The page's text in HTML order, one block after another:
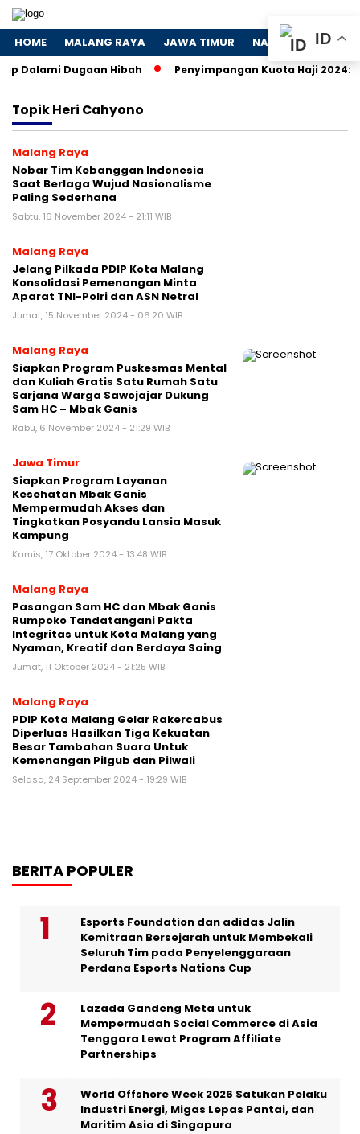
HOME MALANG RAYA JAWA TIMUR NASIONAL
Dalami Dugaan Hibah Penyimpangan Kuota Haji 2024:
TopikHeri Cahyono
Malang Raya
Nobar Tim Kebanggan Indonesia
Saat Berlaga Wujud Nasionalisme
Paling Sederhana
Sabtu, 16 November 2024 - 21:11 WIB
Malang Raya
Jelang Pilkada PDIP Kota Malang
Konsolidasi Pemenangan Minta
Aparat TNI-Polri dan ASN Netral
Jumat, 15 November 2024 - 06:20 WIB
Malang Raya
Siapkan Program Puskesmas Mental
dan Kuliah Gratis Satu Rumah Satu
Sarjana Warga Sawojajar Dukung
Sam HC – Mbak Ganis
Rabu, 6 November 2024 - 21:29 WIB
Jawa Timur
Siapkan Program Layanan
Kesehatan Mbak Ganis
Mempermudah Akses dan
Tingkatkan Posyandu Lansia Masuk
Kampung
Kamis, 17 Oktober 2024 - 13:48 WIB
Malang Raya
Pasangan Sam HC dan Mbak Ganis
Rumpoko Tandatangani Pakta
Integritas untuk Kota Malang yang
Nyaman, Kreatif dan Berdaya Saing
Jumat, 11 Oktober 2024 - 21:25 WIB
Malang Raya
PDIP Kota Malang Gelar Rakercabus
Diperluas Hasilkan Tiga Kekuatan
Besar Tambahan Suara Untuk
Kemenangan Pilgub dan Pilwali
Selasa, 24 September 2024 - 19:29 WIB
BERITA POPULER
Esports Foundation dan adidas Jalin
Kemitraan Bersejarah untuk Membekali
Seluruh Tim pada Penyelenggaraan
Perdana Esports Nations Cup
Lazada Gandeng Meta untuk
Mempermudah Social Commerce di Asia
Tenggara Lewat Program Affiliate
Partnerships
World Offshore Week 2026 Satukan Pelaku
Industri Energi, Migas Lepas Pantai, dan
Maritim Asia di Singapura
ID